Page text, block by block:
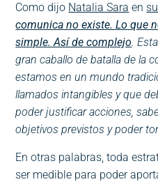
Como dijo Natalia Sara en
comunica no existe. Lo que
simple. Así de complejo.
gran caballo de batalla de la
estamos en un mundo
llamados intangibles y que
poder justificar acciones,
objetivos previstos y poder
En otras palabras, toda
ser medible para poder